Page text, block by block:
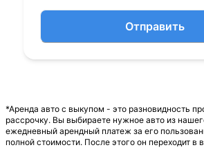
Отправить
*Аренда авто с выкупом - это разновидность
рассрочку. Вы выбираете нужное авто из
ежедневный арендный платеж за его
полной стоимости. После этого он переходит в